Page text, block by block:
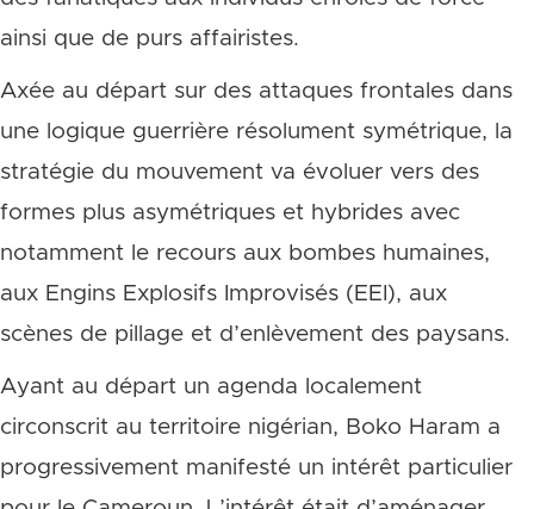
ainsi que de purs affairistes.
Axée au départ sur des attaques frontales dans
une logique guerrière résolument symétrique, la
stratégie du mouvement va évoluer vers des
formes plus asymétriques et hybrides avec
notamment le recours aux bombes humaines,
aux Engins Explosifs Improvisés (EEI), aux
scènes de pillage et d’enlèvement des paysans.
Ayant au départ un agenda localement
circonscrit au territoire nigérian, Boko Haram a
progressivement manifesté un intérêt particulier